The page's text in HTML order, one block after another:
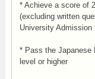
* Achieve a score of
(excluding written
University
* Pass the Japanese
level or higher